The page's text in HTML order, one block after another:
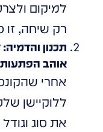
למיקום
רק שיחה,
תכנון
אוהב
אחרי
ללוקיישן
את סוג